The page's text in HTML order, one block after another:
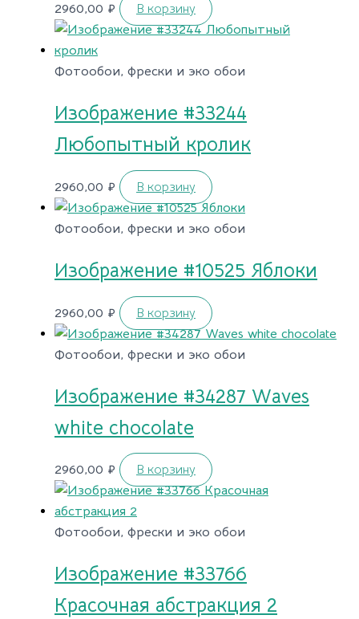
2960,00 ₽ В корзину
Фотообои, фрески и эко обои
Изображение #33244
Любопытный кролик
2960,00 ₽ В корзину
Фотообои, фрески и эко обои
Изображение #10525 Яблоки
2960,00 ₽ В корзину
Фотообои, фрески и эко обои
Изображение #34287 Waves
white chocolate
2960,00 ₽ В корзину
Фотообои, фрески и эко обои
Изображение #33766
Красочная абстракция 2